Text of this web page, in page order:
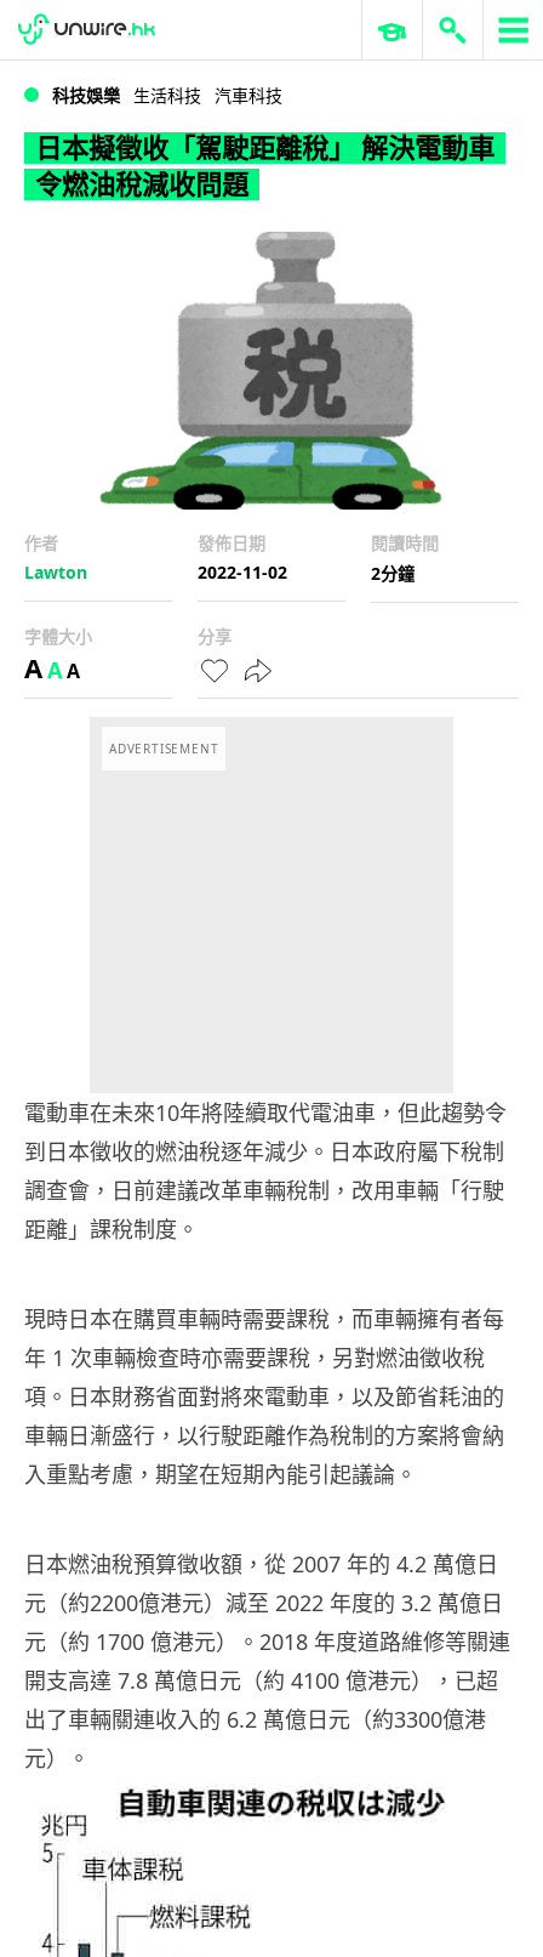
WWDC 2026 ERP 與商業 AI
科技娛樂 生活科技 汽車科技
日本擬徵收「駕駛距離稅」 解決電動車
令燃油稅減收問題
作者
Lawton
發佈日期
2022-11-02
閱讀時間
2分鐘
字體大小
AAA
分享
ADVERTISEMENT
電動車在未來10年將陸續取代電油車，但此趨勢令
到日本徵收的燃油稅逐年減少。日本政府屬下稅制
調查會，日前建議改革車輛稅制，改用車輛「行駛
距離」課稅制度。
現時日本在購買車輛時需要課稅，而車輛擁有者每
年 1 次車輛檢查時亦需要課稅，另對燃油徵收稅
項。日本財務省面對將來電動車，以及節省耗油的
車輛日漸盛行，以行駛距離作為稅制的方案將會納
入重點考慮，期望在短期內能引起議論。
日本燃油稅預算徵收額，從 2007 年的 4.2 萬億日
元（約2200億港元）減至 2022 年度的 3.2 萬億日
元（約 1700 億港元）。2018 年度道路維修等關連
開支高達 7.8 萬億日元（約 4100 億港元），已超
出了車輛關連收入的 6.2 萬億日元（約3300億港
元）。